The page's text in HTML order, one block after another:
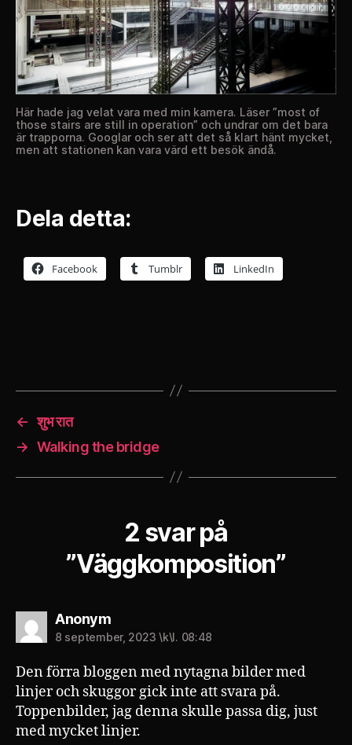
Här hade jag velat vara med min kamera. Läser ”most of
those stairs are still in operation” och undrar om det bara
är trapporna. Googlar och ser att det så klart hänt mycket,
men att stationen kan vara värd ett besök ändå.
Dela detta:
Facebook Tumblr LinkedIn
← शुभ रात
→ Walking the bridge
2 svar på
”Väggkomposition”
Anonymsäger:
8 september, 2023 \k\l. 08:48
Den förra bloggen med nytagna bilder med
linjer och skuggor gick inte att svara på.
Toppenbilder, jag denna skulle passa dig, just
med mycket linjer.